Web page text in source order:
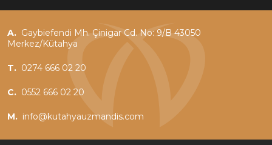
A. Gaybiefendi Mh. Çinigar Cd. No: 9/B 43050
Merkez/Kütahya
T. 0274 666 02 20
C. 0552 666 02 20
M. info@kutahyauzmandis.com